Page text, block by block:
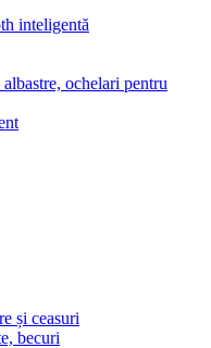
inteligentă
ochelari pentru
și ceasuri
becuri